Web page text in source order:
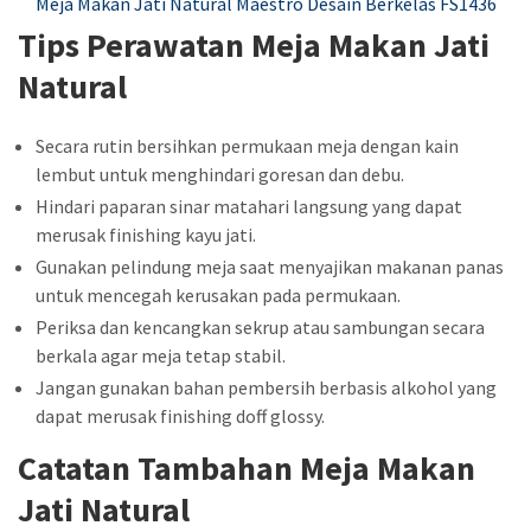
Tips Perawatan Meja Makan Jati
Natural
Secara rutin bersihkan permukaan meja dengan kain
lembut untuk menghindari goresan dan debu.
Hindari paparan sinar matahari langsung yang dapat
merusak finishing kayu jati.
Gunakan pelindung meja saat menyajikan makanan panas
untuk mencegah kerusakan pada permukaan.
Periksa dan kencangkan sekrup atau sambungan secara
berkala agar meja tetap stabil.
Jangan gunakan bahan pembersih berbasis alkohol yang
dapat merusak finishing doff glossy.
Catatan Tambahan Meja Makan
Jati Natural